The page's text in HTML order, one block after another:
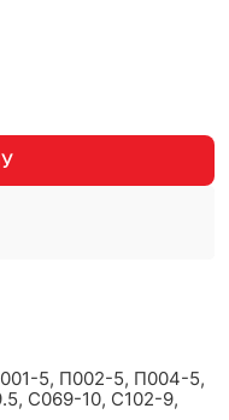
5, П002-5, П004-5,
С069-10, С102-9,